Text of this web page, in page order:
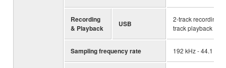
Recording
& Playback
USB
2-track recording,
track playback
Sampling frequency rate 192 kHz - 44.1 kHz